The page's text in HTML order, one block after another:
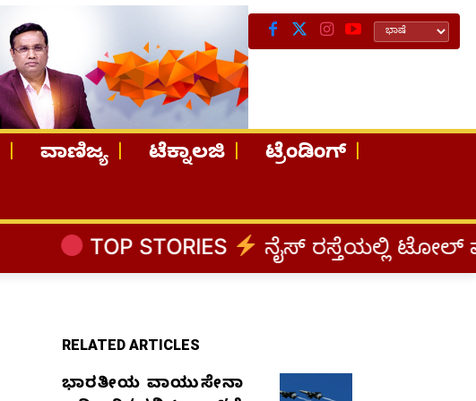
ವಾಣಿಜ್ಯ ಟೆಕ್ನಾಲಜಿ
ಟ್ರೆಂಡಿಂಗ್
ನೈಸ್ ರಸ್ತೆಯಲ್ಲಿ ಟೋಲ್ ಪಾವತಿಸಬೇಡಿ:
RELATED ARTICLES
ಭಾರತೀಯ ವಾಯುಸೇನಾ